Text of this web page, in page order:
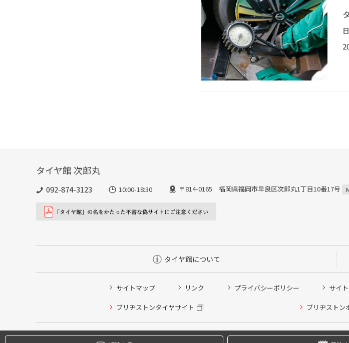
タイヤ館 次郎丸
092-874-3123 10:00-18:30 〒814-0165 福岡県福岡市早良区次郎丸1丁目10番17号
タイヤ館について
サイトマップ リンク プライバシーポリシー サイ
ブリヂストンタイヤサイト ブリヂストン
Copyright © 2024 Bridgestone Retail
タイヤ点検・安全点検/タイヤ履き替え/オイル交換/その他ピット作業の予約
クローク契約会員専用タイヤ履き替え※タイヤ履き替えを希望のクローク契約会員の方はこちらを選
本日のタイヤ履き替え順番待ち予約 ※クローク契約会員の方はご利用いただけません